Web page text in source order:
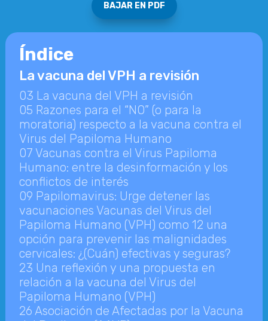
BAJAR EN PDF
Índice
La vacuna del VPH a revisión
03 La vacuna del VPH a revisión
05 Razones para el “NO” (o para la
moratoria) respecto a la vacuna contra el
Virus del Papiloma Humano
07 Vacunas contra el Virus Papiloma
Humano: entre la desinformación y los
conflictos de interés
09 Papilomavirus: Urge detener las
vacunaciones Vacunas del Virus del
Papiloma Humano (VPH) como 12 una
opción para prevenir las malignidades
cervicales: ¿(Cuán) efectivas y seguras?
23 Una reflexión y una propuesta en
relación a la vacuna del Virus del
Papiloma Humano (VPH)
26 Asociación de Afectadas por la Vacuna